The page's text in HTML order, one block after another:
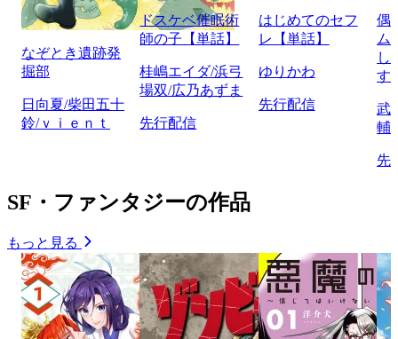
なぞとき遺跡発
掘部
日向夏/柴田五十
鈴/ｖｉｅｎｔ
ドスケベ催眠術
師の子【単話】
桂嶋エイダ/浜弓
場双/広乃あずま
先行配信
はじめてのセフ
レ【単話】
ゆりかわ
先行配信
偶
ム
し
す
武
輔
先
SF・ファンタジーの作品
もっと見る